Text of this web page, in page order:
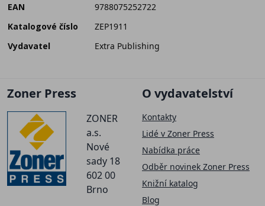
EAN
9788075252722
Katalogové číslo
ZEP1911
Vydavatel
Extra Publishing
Zoner Press
ZONER
a.s.
Nové
sady 18
602 00
Brno
O vydavatelství
Kontakty
Lidé v Zoner Press
Nabídka práce
Odběr novinek Zoner Press
Knižní katalog
Blog